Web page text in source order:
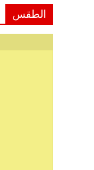
الطقس